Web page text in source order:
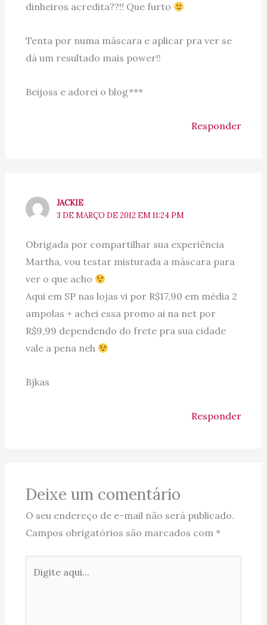
dinheiros acredita??!! Que furto
Tenta por numa máscara e aplicar pra ver se
dá um resultado mais power!!
Beijoss e adorei o blog***
Responder
JACKIE
3 DE MARÇO DE 2012 EM 11:24 PM
Obrigada por compartilhar sua experiência
Martha, vou testar misturada a máscara para
ver o que acho
Aqui em SP nas lojas vi por R$17,90 em média 2
ampolas + achei essa promo ai na net por
R$9,99 dependendo do frete pra sua cidade
vale a pena neh
Bjkas
Responder
Deixe um comentário
O seu endereço de e-mail não será publicado.
Campos obrigatórios são marcados com *
aqui...